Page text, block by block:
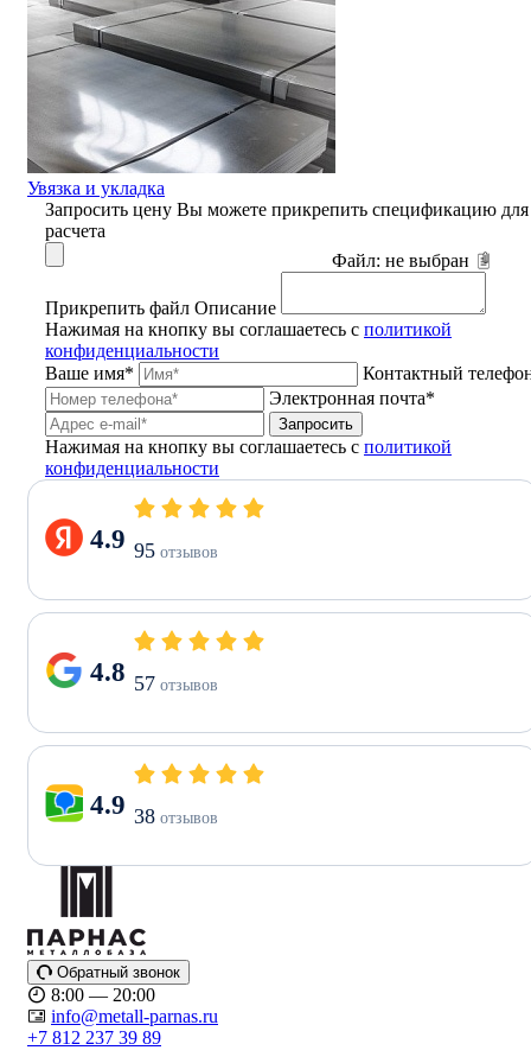
Увязка и укладка
Запросить цену Вы можете прикрепить спецификацию для
расчета
Файл: не выбран
Прикрепить файл Описание
Нажимая на кнопку вы соглашаетесь с политикой
конфиденциальности
Ваше имя*
Контактный
Электронная почта*
Запросить
Нажимая на кнопку вы соглашаетесь с политикой
конфиденциальности
4.9 95 отзывов
4.8 57 отзывов
4.9 38 отзывов
Обратный звонок
8:00 — 20:00
info@metall-parnas.ru
+7 812 237 39 89